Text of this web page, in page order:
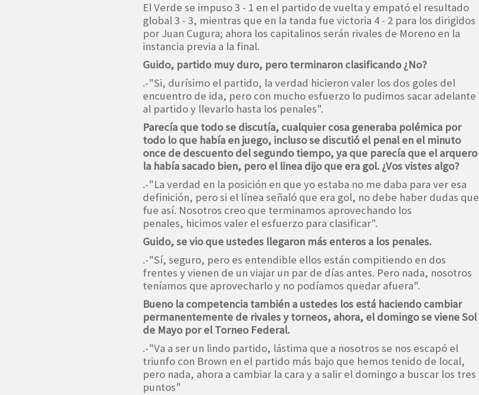
El Verde se impuso 3 - 1 en el partido de vuelta y empató el resultado
global 3 - 3, mientras que en la tanda fue victoria 4 - 2 para los dirigidos
por Juan Cugura; ahora los capitalinos serán rivales de Moreno en la
instancia previa a la final.
Guido, partido muy duro, pero terminaron clasificando ¿No?
.-"Si, durísimo el partido, la verdad hicieron valer los dos goles del
encuentro de ida, pero con mucho esfuerzo lo pudimos sacar adelante
al partido y llevarlo hasta los penales".
Parecía que todo se discutía, cualquier cosa generaba polémica por
todo lo que había en juego, incluso se discutió el penal en el minuto
once de descuento del segundo tiempo, ya que parecía que el arquero
la había sacado bien, pero el linea dijo que era gol. ¿Vos vistes algo?
.-"La verdad en la posición en que yo estaba no me daba para ver esa
definición, pero si el línea señaló que era gol, no debe haber dudas que
fue así. Nosotros creo que terminamos aprovechando los
penales, hicimos valer el esfuerzo para clasificar".
Guido, se vio que ustedes llegaron más enteros a los penales.
.-"Sí, seguro, pero es entendible ellos están compitiendo en dos
frentes y vienen de un viajar un par de días antes. Pero nada, nosotros
teníamos que aprovecharlo y no podíamos quedar afuera".
Bueno la competencia también a ustedes los está haciendo cambiar
permanentemente de rivales y torneos, ahora, el domingo se viene Sol
de Mayo por el Torneo Federal.
.-"Va a ser un lindo partido, lástima que a nosotros se nos escapó el
triunfo con Brown en el partido más bajo que hemos tenido de local,
pero nada, ahora a cambiar la cara y a salir el domingo a buscar los tres
puntos"